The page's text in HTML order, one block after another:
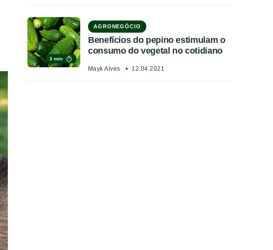
3 min
AGRONEGÓCIO
Benefícios do pepino estimulam o
consumo do vegetal no cotidiano
Mayk Alves 12.04.2021